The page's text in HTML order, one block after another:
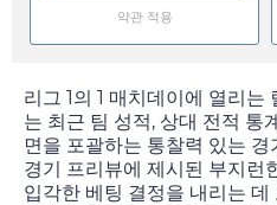
약관 적용
리그 1의 1 매치데이에 열리는
는 최근 팀 성적, 상대 전적 통
면을 포괄하는 통찰력 있는
경기 프리뷰에 제시된 부지런
입각한 베팅 결정을 내리는